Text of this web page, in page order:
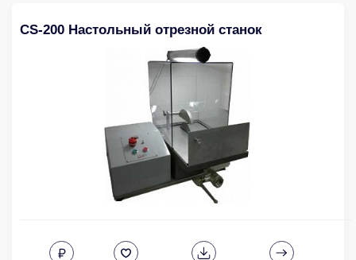
CS-200 Настольный отрезной станок